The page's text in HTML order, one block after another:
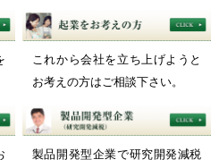
これから会社を立ち上げようと
お考えの方はご相談下さい。
製品開発型企業で研究開発減税